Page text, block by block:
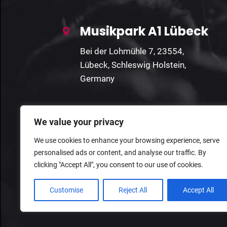
We value your privacy
We use cookies to enhance your browsing experience, serve
personalised ads or content, and analyse our traffic. By
clicking "Accept All", you consent to our use of cookies.
Customise Reject All Accept All
Musikpark A1 Lübeck
Bei der Lohmühle 7, 23554,
Lübeck, Schleswig Holstein,
Germany